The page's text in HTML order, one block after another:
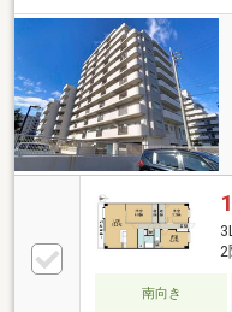
2
南向き